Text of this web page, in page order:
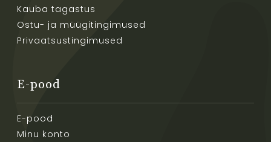
Kauba tagastus
Ostu- ja müügitingimused
Privaatsustingimused
E-pood
E-pood
Minu konto